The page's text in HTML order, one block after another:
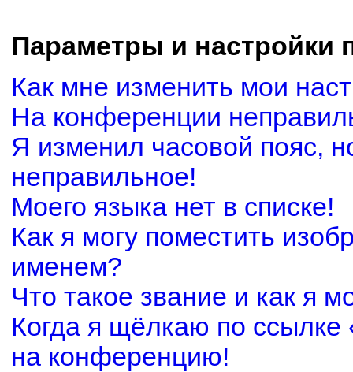
Параметры и настройки
Как мне изменить мои
На конференции
Я изменил часовой пояс,
неправильное!
Моего языка нет в списке!
Как я могу поместить
именем?
Что такое звание и как я
Когда я щёлкаю по ссылке
на конференцию!